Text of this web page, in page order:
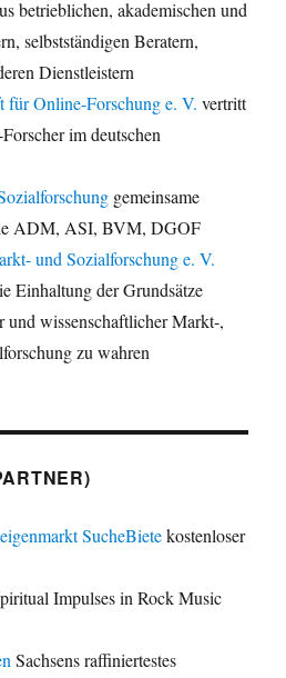
betrieblichen, akademischen und
selbstständigen Beratern,
Dienstleistern
für Online-Forschung e. V. vertritt
im deutschen
gemeinsame
ADM, ASI, BVM, DGOF
und Sozialforschung e. V.
Einhaltung der Grundsätze
und wissenschaftlicher Markt-,
zu wahren
SucheBietekostenloser
Impulses in Rock Music
Sachsens raffiniertestes